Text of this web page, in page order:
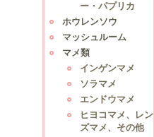
ー・パプリカ
ホウレンソウ
マッシュルーム
マメ類
インゲンマメ
ソラマメ
エンドウマメ
ヒヨコマメ、レン
ズマメ、その他